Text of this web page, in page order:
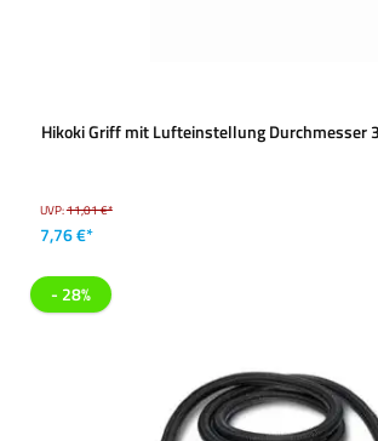
Hikoki Griff mit Lufteinstellung Durchmesser
UVP:11,01 €*
7,76 €*
- 28%